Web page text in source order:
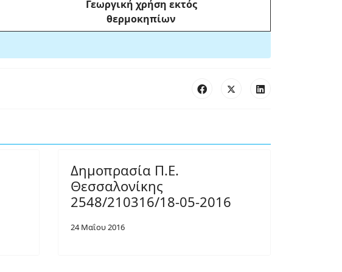
Γεωργική χρήση εκτός
θερμοκηπίων
Δημοπρασία Π.Ε.
Θεσσαλονίκης
2548/210316/18-05-2016
24 Μαΐου 2016